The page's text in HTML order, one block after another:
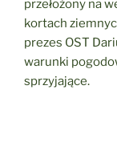
przełożony na
kortach
prezes OST
warunki
sprzyjające.